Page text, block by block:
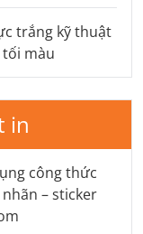
trắng kỹ thuật
màu
in
công thức
– sticker